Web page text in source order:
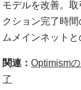
モデルを改善。
クション完了時
ムメインネット
関連：Optimism
了